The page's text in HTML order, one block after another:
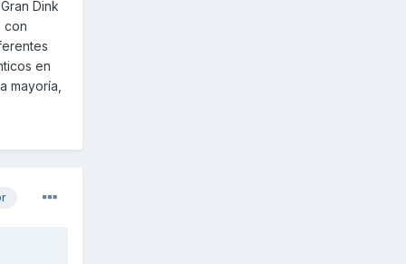
Dink
con
en
mayoría,